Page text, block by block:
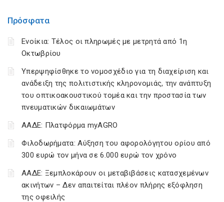
Πρόσφατα
Ενοίκια: Τέλος οι πληρωμές με μετρητά από 1η
Οκτωβρίου
Υπερψηφίσθηκε το νομοσχέδιο για τη διαχείριση και
ανάδειξη της πολιτιστικής κληρονομιάς, την ανάπτυξη
του οπτικοακουστικού τομέα και την προστασία των
πνευματικών δικαιωμάτων
ΑΑΔΕ: Πλατφόρμα myAGRO
Φιλοδωρήματα: Αύξηση του αφορολόγητου ορίου από
300 ευρώ τον μήνα σε 6.000 ευρώ τον χρόνο
ΑΑΔΕ: Ξεμπλοκάρουν οι μεταβιβάσεις κατασχεμένων
ακινήτων – Δεν απαιτείται πλέον πλήρης εξόφληση
της οφειλής